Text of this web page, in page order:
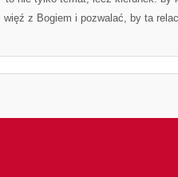
z Bogiem i pozwalać, by ta